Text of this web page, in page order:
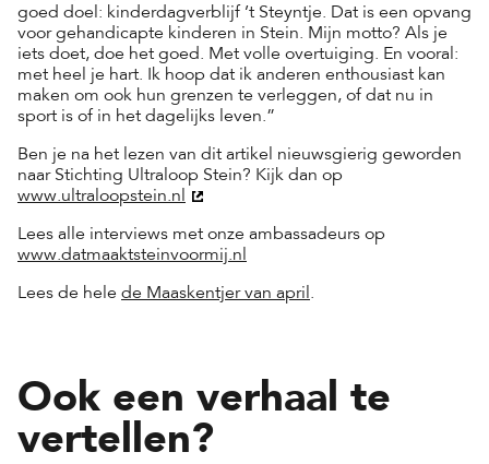
goed doel: kinderdagverblijf ’t Steyntje. Dat is een opvang
voor gehandicapte kinderen in Stein. Mijn motto? Als je
iets doet, doe het goed. Met volle overtuiging. En vooral:
met heel je hart. Ik hoop dat ik anderen enthousiast kan
maken om ook hun grenzen te verleggen, of dat nu in
sport is of in het dagelijks leven.”
Ben je na het lezen van dit artikel nieuwsgierig geworden
naar Stichting Ultraloop Stein? Kijk dan op
www.ultraloopstein.nl
Lees alle interviews met onze ambassadeurs op
www.datmaaktsteinvoormij.nl
Lees de hele de Maaskentjer van april.
Ook een verhaal te
vertellen?